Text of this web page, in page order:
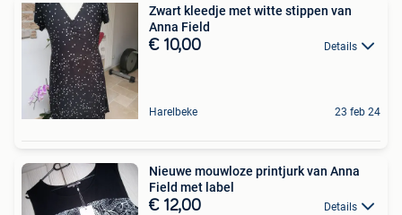
Zwart kleedje met witte stippen van
Anna Field
€ 10,00 Details
Harelbeke 23 feb 24
Nieuwe mouwloze printjurk van Anna
Field met label
€ 12,00 Details